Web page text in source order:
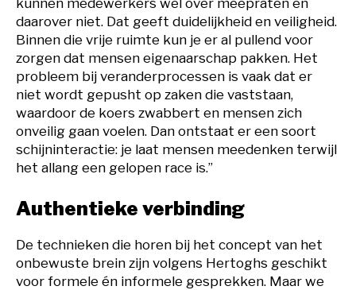
kunnen medewerkers wel over meepraten en
daarover niet. Dat geeft duidelijkheid en veiligheid.
Binnen die vrije ruimte kun je er al pullend voor
zorgen dat mensen eigenaarschap pakken. Het
probleem bij veranderprocessen is vaak dat er
niet wordt gepusht op zaken die vaststaan,
waardoor de koers zwabbert en mensen zich
onveilig gaan voelen. Dan ontstaat er een soort
schijninteractie: je laat mensen meedenken terwijl
het allang een gelopen race is.”
Authentieke verbinding
De technieken die horen bij het concept van het
onbewuste brein zijn volgens Hertoghs geschikt
voor formele én informele gesprekken. Maar we